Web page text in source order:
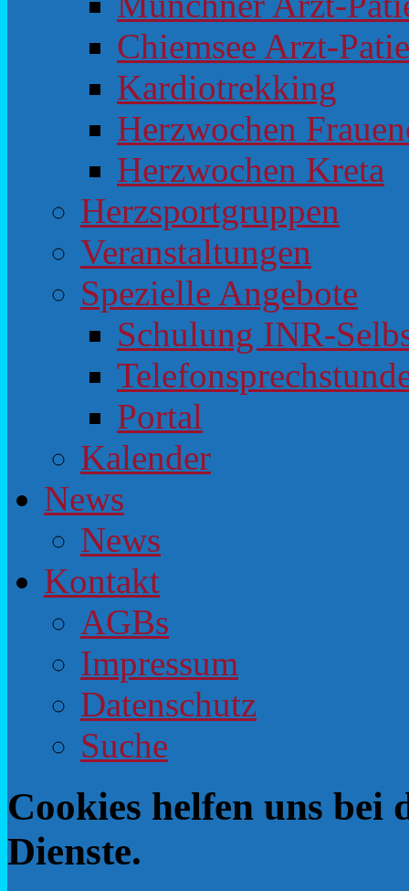
Chiemsee Arzt-
Kardiotrekking
Herzwochen
Herzwochen Kreta
Herzsportgruppen
Veranstaltungen
Spezielle Angebote
Schulung INR-
Portal
Kalender
News
News
Kontakt
AGBs
Impressum
Datenschutz
Suche
Cookies helfen uns bei
Dienste.